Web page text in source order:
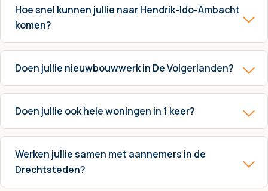
Hoe snel kunnen jullie naar Hendrik-Ido-Ambacht
komen?
Doen jullie nieuwbouwwerk in De Volgerlanden?
Doen jullie ook hele woningen in 1 keer?
Werken jullie samen met aannemers in de
Drechtsteden?